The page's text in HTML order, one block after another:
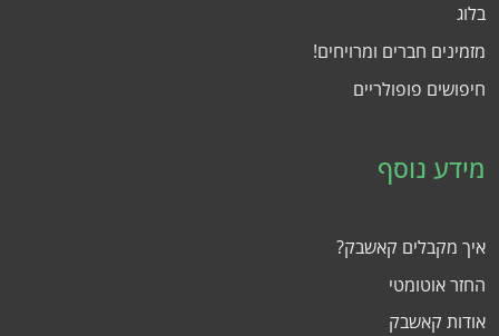
בלוג
מזמינים חברים ומרויחים!
חיפושים פופולריים
מידע נוסף
איך מקבלים קאשבק?
החזר אוטומטי
אודות קאשבק